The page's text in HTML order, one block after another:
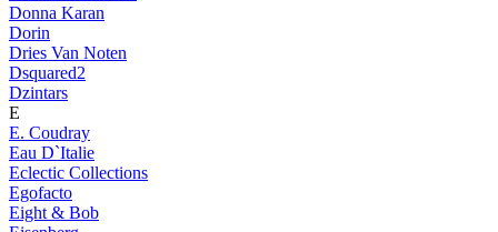
Donna Karan
Dorin
Dries Van Noten
Dsquared2
Dzintars
E
E. Coudray
Eau D`Italie
Eclectic Collections
Egofacto
Eight & Bob